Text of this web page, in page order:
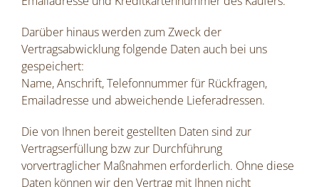
Darüber hinaus werden zum Zweck der
Vertragsabwicklung folgende Daten auch bei uns
gespeichert:
Name, Anschrift, Telefonnummer für Rückfragen,
Emailadresse und abweichende Lieferadressen.
Die von Ihnen bereit gestellten Daten sind zur
Vertragserfüllung bzw zur Durchführung
vorvertraglicher Maßnahmen erforderlich. Ohne diese
Daten können wir den Vertrag mit Ihnen nicht